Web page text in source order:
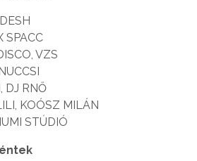
SPACC
VZS
DJ RNŐ
KOÓSZ MILÁN
STÚDIÓ